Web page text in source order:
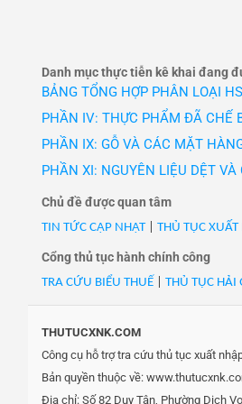
- Mã Hs 28371900:
công nghiệp mạ điện.
- Mã Hs 28371900:
(<=1%); 584-08-7
- Mã Hs 28371900:
cas 151-50-8 (0,5%),
- Mã Hs 28371900:
50-5, dùng trong việc mạ
- Mã Hs 28371900:
bản dùng trong xi mạ. mới
(potassium gold cyanide
- Mã Hs 28371900:
Danh mục thực tiễn kê khai đang
BẢNG TỔNG HỢP PHÂN LOẠI
PHẦN IV: THỰC PHẨM ĐÃ CHẾ
PHẦN IX: GỖ VÀ CÁC MẶT
PHẦN XI: NGUYÊN LIỆU DỆT
Chủ đề được quan tâm
TIN TỨC CẬP NHẬT| THỦ TỤC
Cổng thủ tục hành chính công
TRA CỨU BIỂU THUẾ THỦ TỤC HẢI
THUTUCXNK.COM
Công cụ hỗ trợ tra cứu thủ tục xuất
Bản quyền thuộc về:
Địa chỉ: Số 82 Duy Tân, Phường Dịch